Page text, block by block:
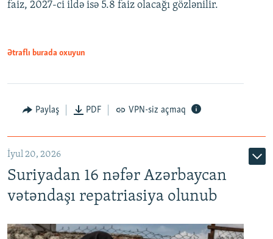
Auto
480p
faiz, 2027-ci ildə isə 5.8 faiz olacağı gözlənilir.
Ətraflı burada oxuyun
Paylaş PDF VPN-siz açmaq
İyul 20, 2026
Suriyadan 16 nəfər Azərbaycan
vətəndaşı repatriasiya olunub